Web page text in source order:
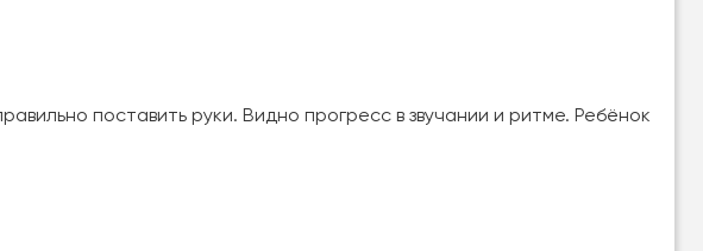
поставить руки. Видно прогресс в звучании и ритме. Ребёнок